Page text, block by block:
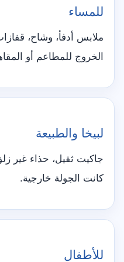
للمساء
ملابس أدفأ، وشاح،
الخروج للمطاعم أو
لبيخا والطبيعة
جاكيت ثقيل، حذاء غير
كانت الجولة خارجية.
للأطفال